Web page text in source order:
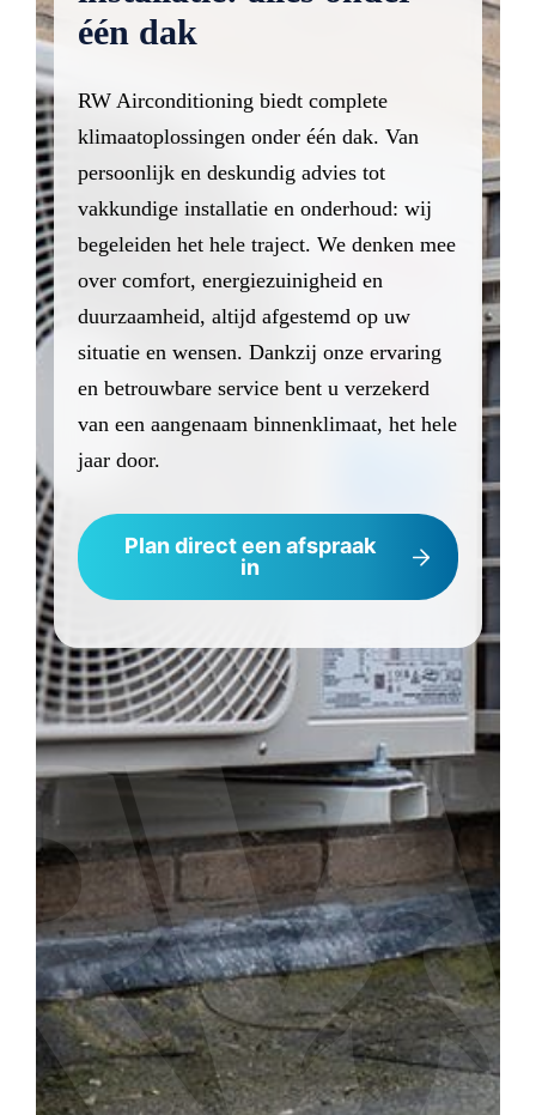
één dak
RW Airconditioning biedt complete
klimaatoplossingen onder één dak. Van
persoonlijk en deskundig advies tot
vakkundige installatie en onderhoud: wij
begeleiden het hele traject. We denken mee
over comfort, energiezuinigheid en
duurzaamheid, altijd afgestemd op uw
situatie en wensen. Dankzij onze ervaring
en betrouwbare service bent u verzekerd
van een aangenaam binnenklimaat, het hele
jaar door.
Plan direct een afspraak
in